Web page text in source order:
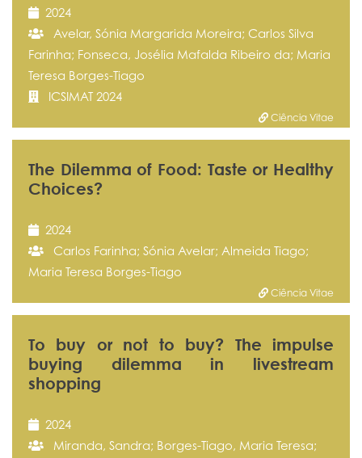
2024
Avelar, Sónia Margarida Moreira; Carlos Silva
Farinha; Fonseca, Josélia Mafalda Ribeiro da; Maria
Teresa Borges-Tiago
ICSIMAT 2024
Ciência Vitae
The Dilemma of Food: Taste or Healthy
Choices?
2024
Carlos Farinha; Sónia Avelar; Almeida Tiago;
Maria Teresa Borges-Tiago
Ciência Vitae
To buy or not to buy? The impulse
buying dilemma in livestream
shopping
2024
Miranda, Sandra; Borges-Tiago, Maria Teresa;